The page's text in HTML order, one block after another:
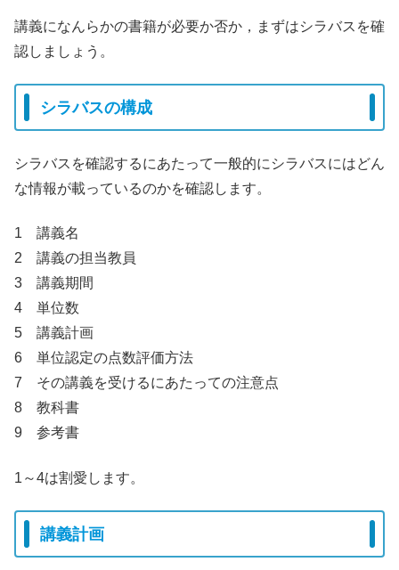
講義になんらかの書籍が必要か否か，まずはシラバスを確
認しましょう。
シラバスの構成
シラバスを確認するにあたって一般的にシラバスにはどん
な情報が載っているのかを確認します。
1 講義名
2 講義の担当教員
3 講義期間
4 単位数
5 講義計画
6 単位認定の点数評価方法
7 その講義を受けるにあたっての注意点
8 教科書
9 参考書
1～4は割愛します。
講義計画